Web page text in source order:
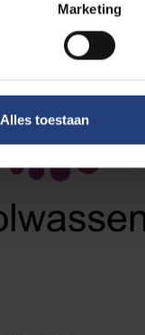
Marketing
Alles toestaan